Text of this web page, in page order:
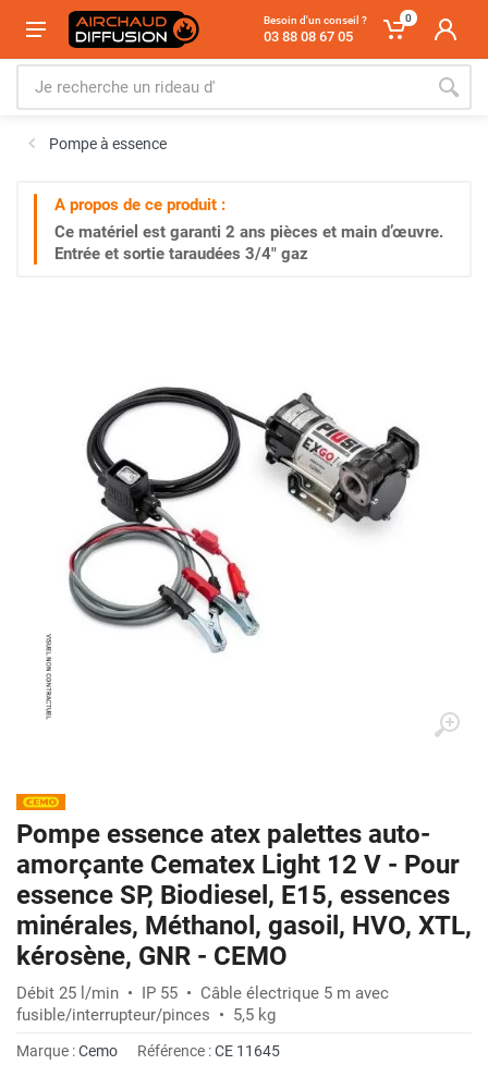
Besoin d'un conseil ?
03 88 08 67 05
0
Pompe à essence
A propos de ce produit :
Ce matériel est garanti 2 ans pièces et main d’œuvre.
Entrée et sortie taraudées 3/4" gaz
Pompe essence atex palettes auto-
amorçante Cematex Light 12 V - Pour
essence SP, Biodiesel, E15, essences
minérales, Méthanol, gasoil, HVO, XTL,
kérosène, GNR - CEMO
Débit 25 l/min • IP 55 • Câble électrique 5 m avec
fusible/interrupteur/pinces • 5,5 kg
Marque :Cemo Référence :CE 11645